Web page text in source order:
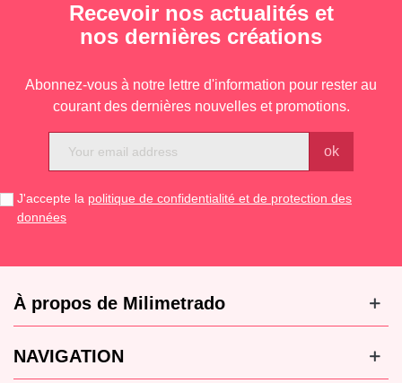
Recevoir nos actualités et
nos dernières créations
Abonnez-vous à notre lettre d'information pour rester au
courant des dernières nouvelles et promotions.
J'accepte la politique de confidentialité et de protection des
données
À propos de Milimetrado
NAVIGATION